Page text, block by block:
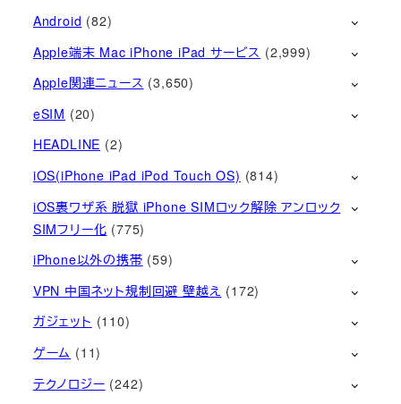
Android (82)
Apple端末 Mac iPhone iPad サービス (2,999)
Apple関連ニュース (3,650)
eSIM (20)
HEADLINE (2)
iOS(iPhone iPad iPod Touch OS) (814)
iOS裏ワザ系 脱獄 iPhone SIMロック解除 アンロック
SIMフリー化 (775)
iPhone以外の携帯 (59)
VPN 中国ネット規制回避 壁越え (172)
ガジェット (110)
ゲーム (11)
テクノロジー (242)